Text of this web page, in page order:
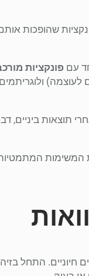
שהופכות
עם פונקציות
לעוצמה)
תוצאות ביניים,
המשימות
חיוניים. התחל